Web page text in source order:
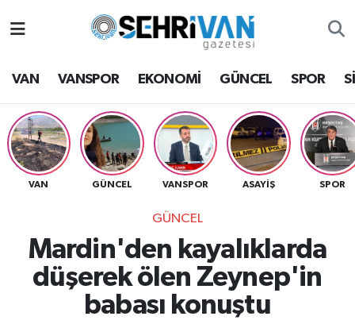
VAN VANSPOR EKONOMİ GÜNCEL SPOR
VAN GÜNCEL VANSPOR ASAYİŞ SPOR
GÜNCEL
Mardin'den kayalıklarda
düşerek ölen Zeynep'in
babası konuştu
Van Hava Durumu
VAN Namaz Vakitleri
Van Trafik Yoğunluk Haritası
Süper Lig Puan Durumu ve Fikstür
Tüm Manşetler
Son Dakika Haberleri